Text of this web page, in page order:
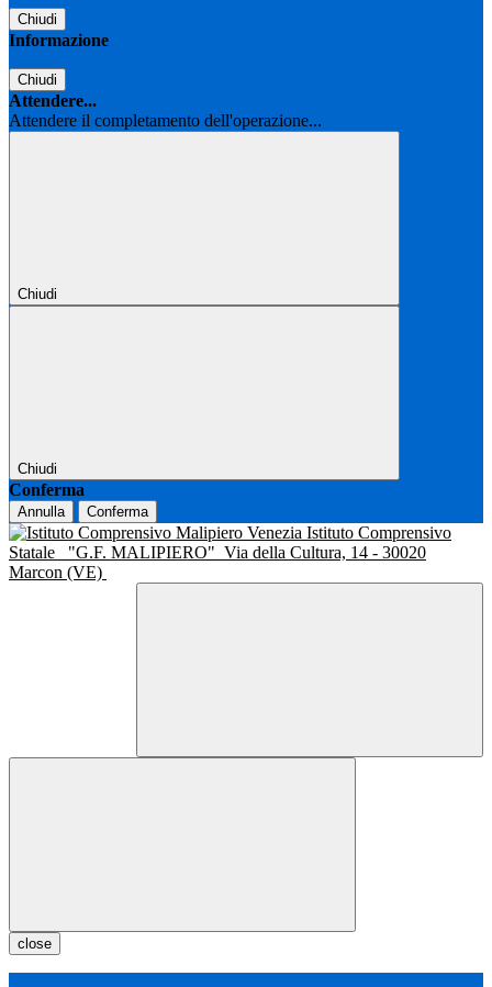
Chiudi
Informazione
Chiudi
Attendere...
Attendere il completamento dell'operazione...
Chiudi
Chiudi
Conferma
Annulla Conferma
Istituto Comprensivo
Statale
"G.F. MALIPIERO" Via della Cultura, 14 - 30020
Marcon (VE)
close